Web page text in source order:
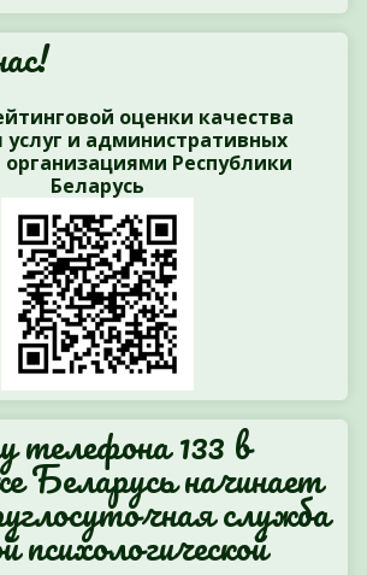
оценки качества
услуг и административных
Республики
Беларусь
телефона 133 в
Беларусь начинает
служба
психологической